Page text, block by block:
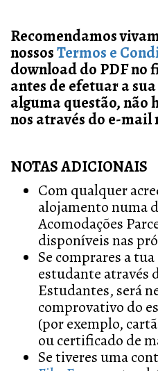
Recomendamos
nossosTermos e
download do PDF no
antes de efetuar a
alguma questão, não
nos através do e-
NOTAS ADICIONAIS
Com qualquer
alojamento numa
Acomodações
disponíveis nas
Se comprares a
estudante através
Estudantes, será
comprovativo do
(por exemplo,
ou certificado de
Se tiveres uma